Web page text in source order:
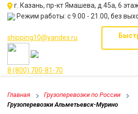
г. Казань, пр-кт Ямашева, д.45а, 6
Режим работы: с 9.00 - 21.00, без
shipping10@yandex.ru
8 (800) 700-81-70
Главная
Грузоперевозки по России
Грузоперевозки Альметьевск-Мурино